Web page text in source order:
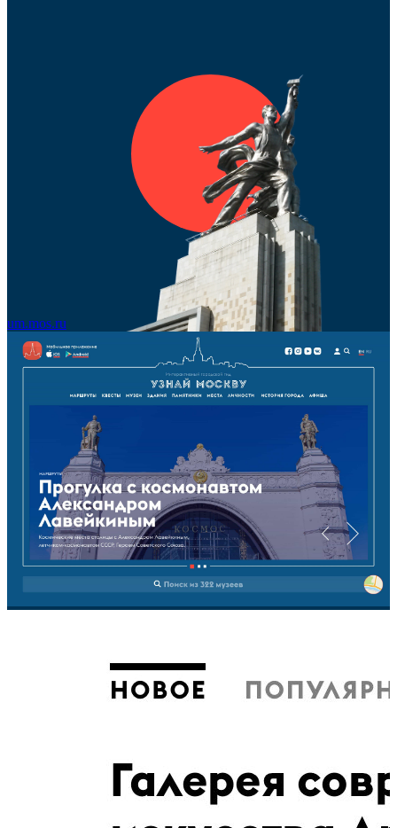
um.mos.ru